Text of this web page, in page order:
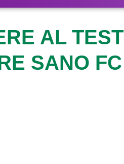
AL TEST
SANO FC